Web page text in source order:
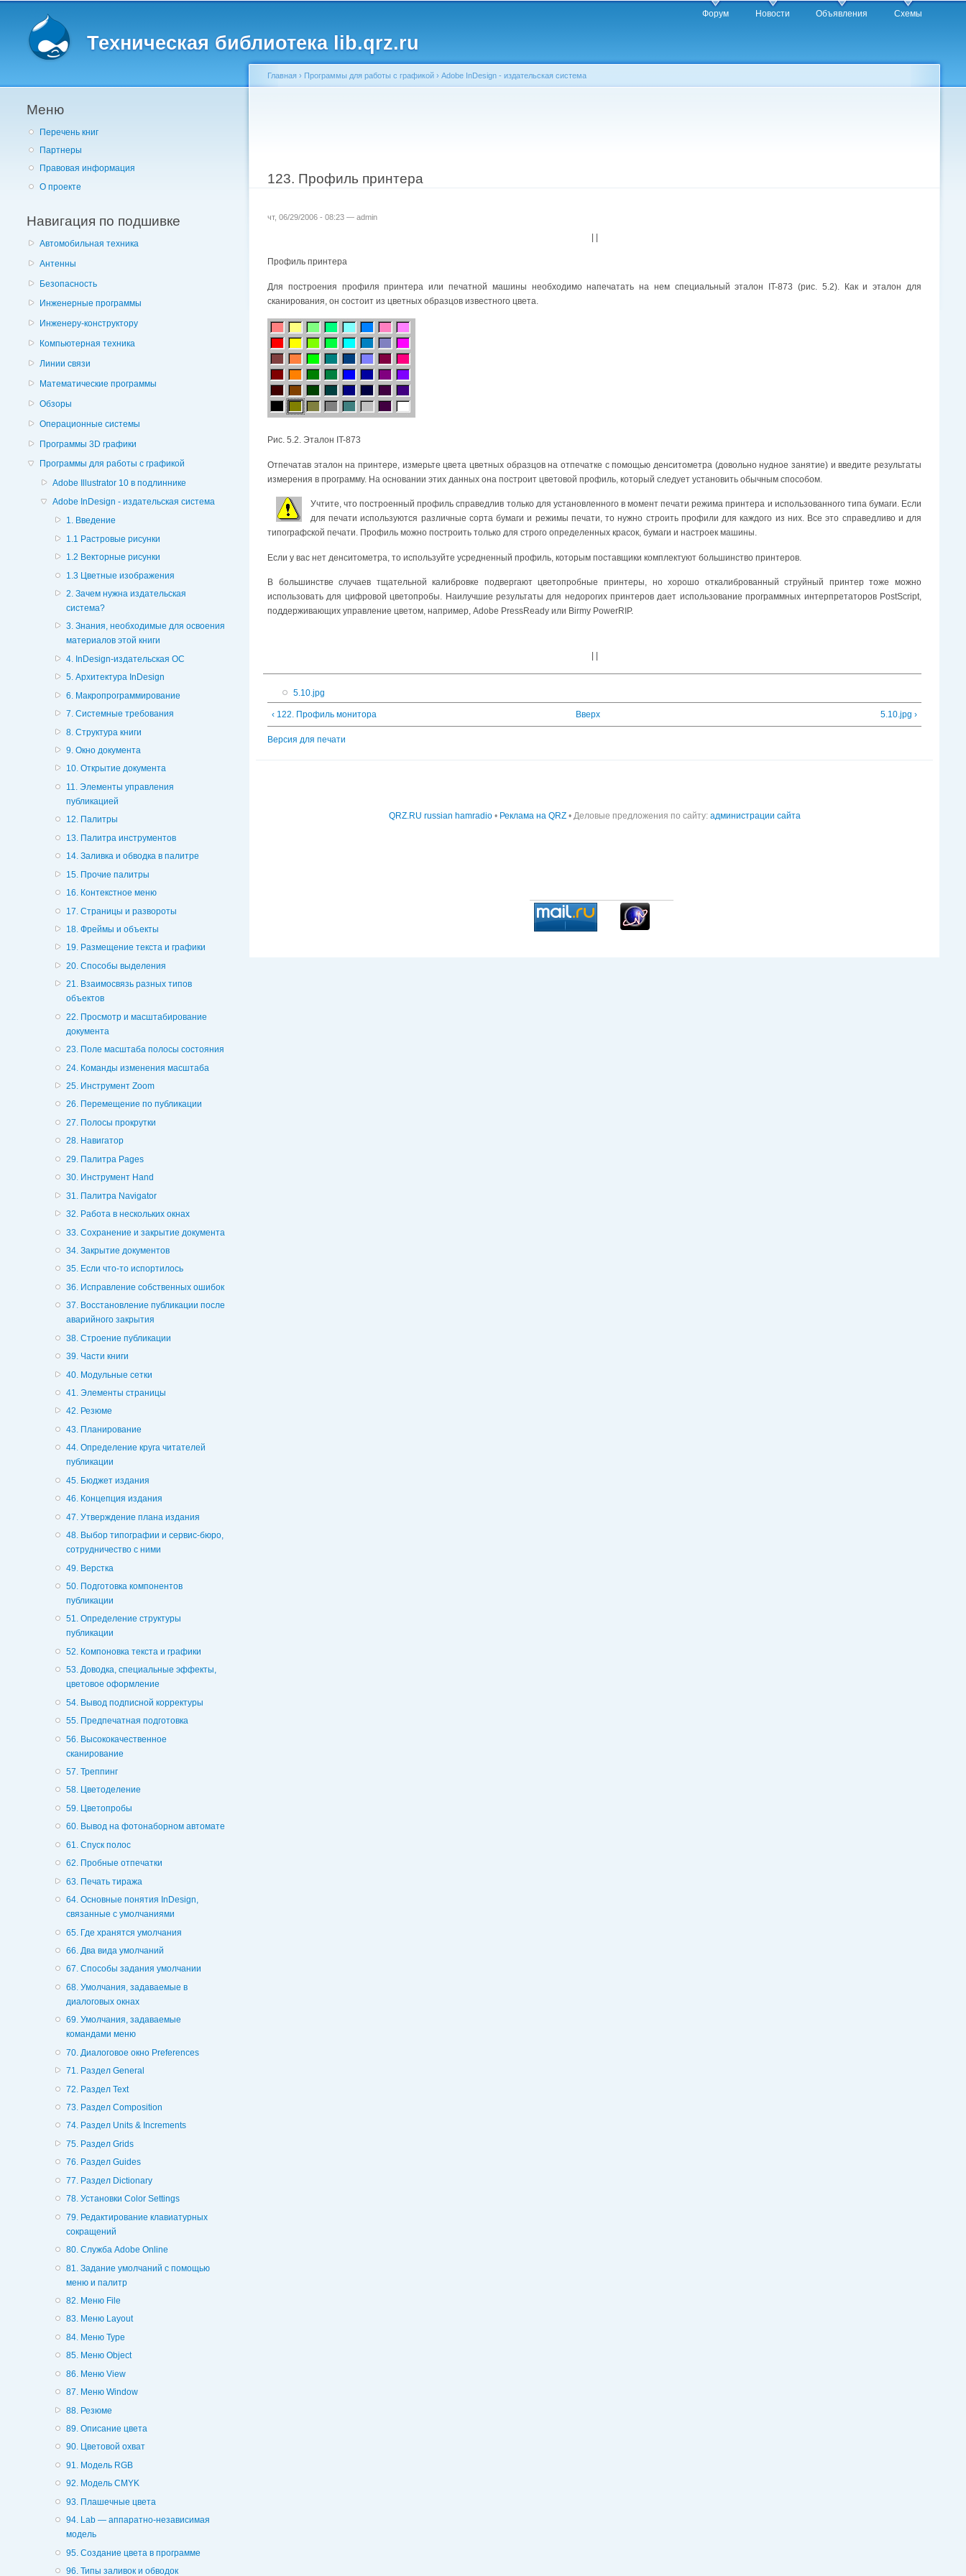
Техническая библиотека lib.qrz.ru
Форум Новости Объявления Схемы
Меню
Перечень книг
Партнеры
Правовая информация
О проекте
Навигация по подшивке
Автомобильная техника
Антенны
Безопасность
Инженерные программы
Инженеру-конструктору
Компьютерная техника
Линии связи
Математические программы
Обзоры
Операционные системы
Программы 3D графики
Программы для работы с графикой
Adobe Illustrator 10 в подлиннике
Adobe InDesign - издательская система
1. Введение
1.1 Растровые рисунки
1.2 Векторные рисунки
1.3 Цветные изображения
2. Зачем нужна издательская
система?
3. Знания, необходимые для освоения
материалов этой книги
4. InDesign-издательская ОС
5. Архитектура InDesign
6. Макропрограммирование
7. Системные требования
8. Структура книги
9. Окно документа
10. Открытие документа
11. Элементы управления
публикацией
12. Палитры
13. Палитра инструментов
14. Заливка и обводка в палитре
15. Прочие палитры
16. Контекстное меню
17. Страницы и развороты
18. Фреймы и объекты
19. Размещение текста и графики
20. Способы выделения
21. Взаимосвязь разных типов
объектов
22. Просмотр и масштабирование
документа
23. Поле масштаба полосы состояния
24. Команды изменения масштаба
25. Инструмент Zoom
26. Перемещение по публикации
27. Полосы прокрутки
28. Навигатор
29. Палитра Pages
30. Инструмент Hand
31. Палитра Navigator
32. Работа в нескольких окнах
33. Сохранение и закрытие документа
34. Закрытие документов
35. Если что-то испортилось
36. Исправление собственных ошибок
37. Восстановление публикации после
аварийного закрытия
38. Строение публикации
39. Части книги
40. Модульные сетки
41. Элементы страницы
42. Резюме
43. Планирование
44. Определение круга читателей
публикации
45. Бюджет издания
46. Концепция издания
47. Утверждение плана издания
48. Выбор типографии и сервис-бюро,
сотрудничество с ними
49. Верстка
50. Подготовка компонентов
публикации
51. Определение структуры
публикации
52. Компоновка текста и графики
53. Доводка, специальные эффекты,
цветовое оформление
54. Вывод подписной корректуры
55. Предпечатная подготовка
56. Высококачественное
сканирование
57. Треппинг
58. Цветоделение
59. Цветопробы
60. Вывод на фотонаборном автомате
61. Спуск полос
62. Пробные отпечатки
63. Печать тиража
64. Основные понятия InDesign,
связанные с умолчаниями
65. Где хранятся умолчания
66. Два вида умолчаний
67. Способы задания умолчании
68. Умолчания, задаваемые в
диалоговых окнах
69. Умолчания, задаваемые
командами меню
70. Диалоговое окно Preferences
71. Раздел General
72. Раздел Text
73. Раздел Composition
74. Раздел Units & Increments
75. Раздел Grids
76. Раздел Guides
77. Раздел Dictionary
78. Установки Color Settings
79. Редактирование клавиатурных
сокращений
80. Служба Adobe Online
81. Задание умолчаний с помощью
меню и палитр
82. Меню File
83. Меню Layout
84. Меню Type
85. Меню Object
86. Меню View
87. Меню Window
88. Резюме
89. Описание цвета
90. Цветовой охват
91. Модель RGB
92. Модель CMYK
93. Плашечные цвета
94. Lab — аппаратно-независимая
модель
95. Создание цвета в программе
96. Типы заливок и обводок
Главная › Программы для работы с графикой › Adobe InDesign - издательская система
123. Профиль принтера
чт, 06/29/2006 - 08:23 — admin
| |
Профиль принтера
Для построения профиля принтера или печатной машины необходимо напечатать на нем специальный эталон IT-873 (рис. 5.2). Как и эталон для
сканирования, он состоит из цветных образцов известного цвета.
Рис. 5.2. Эталон IT-873
Отпечатав эталон на принтере, измерьте цвета цветных образцов на отпечатке с помощью денситометра (довольно нудное занятие) и введите результаты
измерения в программу. На основании этих данных она построит цветовой профиль, который следует установить обычным способом.
Учтите, что построенный профиль справедлив только для установленного в момент печати режима принтера и использованного типа бумаги. Если
для печати используются различные сорта бумаги и режимы печати, то нужно строить профили для каждого из них. Все это справедливо и для
типографской печати. Профиль можно построить только для строго определенных красок, бумаги и настроек машины.
Если у вас нет денситометра, то используйте усредненный профиль, которым поставщики комплектуют большинство принтеров.
В большинстве случаев тщательной калибровке подвергают цветопробные принтеры, но хорошо откалиброванный струйный принтер тоже можно
использовать для цифровой цветопробы. Наилучшие результаты для недорогих принтеров дает использование программных интерпретаторов PostScript,
поддерживающих управление цветом, например, Adobe PressReady или Birmy PowerRIP.
5.10.jpg
‹ 122. Профиль монитора Вверх 5.10.jpg ›
Версия для печати
QRZ.RU russian hamradio• Реклама на QRZ• Деловые предложения по сайту: администрации сайта